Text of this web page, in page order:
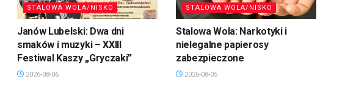
STALOWA WOLA/NISKO
Janów Lubelski: Dwa dni
smaków i muzyki – XXIII
Festiwal Kaszy „Gryczaki”
2026-08-06
STALOWA WOLA/NISKO
Stalowa Wola: Narkotyki i
nielegalne papierosy
zabezpieczone
2026-08-05